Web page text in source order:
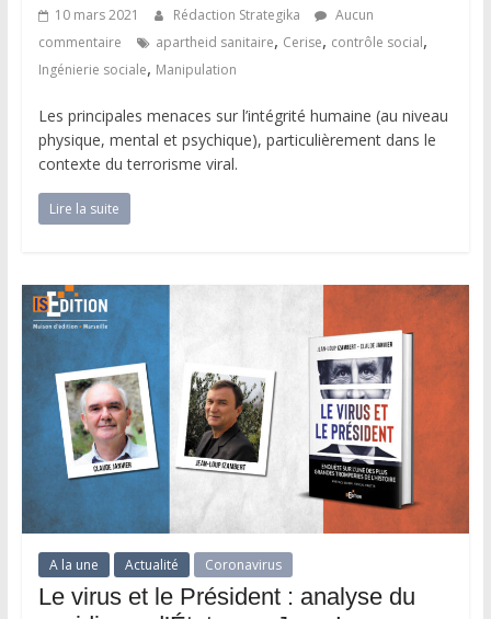
10 mars 2021 Rédaction Strategika
Aucun
commentaire
apartheid sanitaire, Cerise, contrôle social,
Ingénierie sociale, Manipulation
Les principales menaces sur l’intégrité humaine (au niveau
physique, mental et psychique), particulièrement dans le
contexte du terrorisme viral.
Lire la suite
A la une Actualité Coronavirus
Le virus et le Président : analyse du